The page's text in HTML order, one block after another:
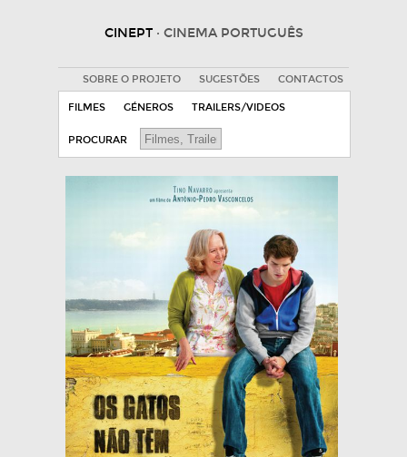
CINEPT · CINEMA PORTUGUÊS
SOBRE O PROJETO SUGESTÕES CONTACTOS
FILMES GÉNEROS TRAILERS/VIDEOS
PROCURAR